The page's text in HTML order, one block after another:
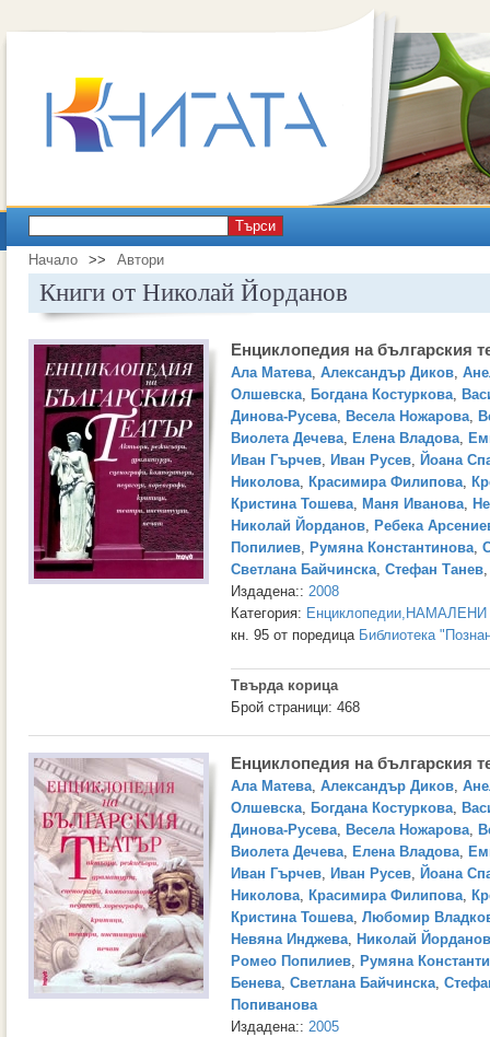
Търси
Начало >> Автори
Книги от Николай Йорданов
Енциклопедия на българския
Ала Матева, Александър Диков,
Олшевска, Богдана Костуркова,
Динова-Русева, Весела Ножарова,
Виолета Дечева, Елена Владова,
Иван Гърчев, Иван Русев, Йоана
Николова, Красимира Филипова,
Кристина Тошева, Маня Иванова,
Николай Йорданов, Ребека
Попилиев, Румяна Константинова,
Светлана Байчинска, Стефан Танев
Издадена:: 2008
Категория: Енциклопедии, НАМАЛЕНИ
кн. 95 от поредица Библиотека
Твърда корица
Брой страници: 468
Енциклопедия на българския
Ала Матева, Александър Диков,
Олшевска, Богдана Костуркова,
Динова-Русева, Весела Ножарова,
Виолета Дечева, Елена Владова,
Иван Гърчев, Иван Русев, Йоана
Николова, Красимира Филипова,
Кристина Тошева, Любомир
Невяна Инджева, Николай Йорданов
Ромео Попилиев, Румяна
Бенева, Светлана Байчинска,
Попиванова
Издадена:: 2005